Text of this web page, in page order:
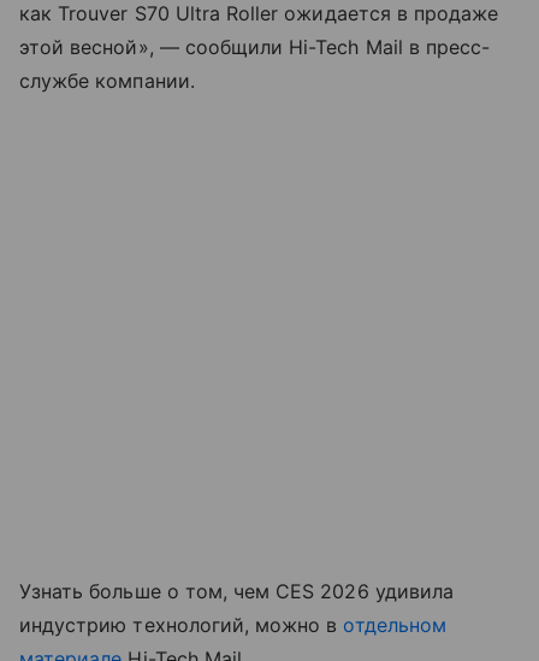
как Trouver S70 Ultra Roller ожидается в продаже
этой весной», — сообщили Hi-Tech Mail в пресс-
службе компании.
Узнать больше о том, чем CES 2026 удивила
индустрию технологий, можно в отдельном